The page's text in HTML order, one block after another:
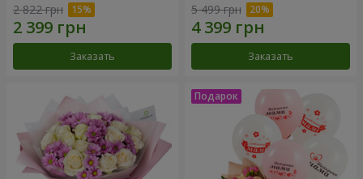
2 822 грн
Заказать
5 499 грн
Заказать